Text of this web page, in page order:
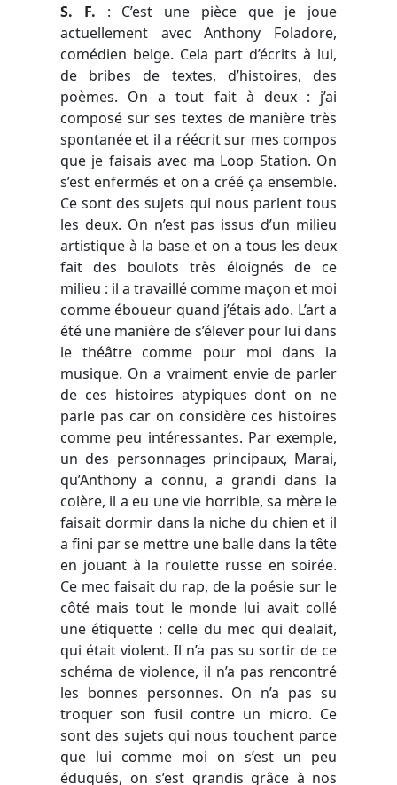
S. F. : C’est une pièce que je joue
actuellement avec Anthony Foladore,
comédien belge. Cela part d’écrits à lui,
de bribes de textes, d’histoires, des
poèmes. On a tout fait à deux : j’ai
composé sur ses textes de manière très
spontanée et il a réécrit sur mes compos
que je faisais avec ma Loop Station. On
s’est enfermés et on a créé ça ensemble.
Ce sont des sujets qui nous parlent tous
les deux. On n’est pas issus d’un milieu
artistique à la base et on a tous les deux
fait des boulots très éloignés de ce
milieu : il a travaillé comme maçon et moi
comme éboueur quand j’étais ado. L’art a
été une manière de s’élever pour lui dans
le théâtre comme pour moi dans la
musique. On a vraiment envie de parler
de ces histoires atypiques dont on ne
parle pas car on considère ces histoires
comme peu intéressantes. Par exemple,
un des personnages principaux, Marai,
qu’Anthony a connu, a grandi dans la
colère, il a eu une vie horrible, sa mère le
faisait dormir dans la niche du chien et il
a fini par se mettre une balle dans la tête
en jouant à la roulette russe en soirée.
Ce mec faisait du rap, de la poésie sur le
côté mais tout le monde lui avait collé
une étiquette : celle du mec qui dealait,
qui était violent. Il n’a pas su sortir de ce
schéma de violence, il n’a pas rencontré
les bonnes personnes. On n’a pas su
troquer son fusil contre un micro. Ce
sont des sujets qui nous touchent parce
que lui comme moi on s’est un peu
éduqués, on s’est grandis grâce à nos